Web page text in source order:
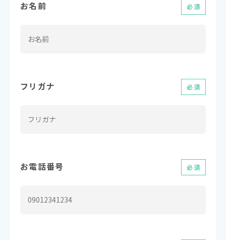
お名前 必須
フリガナ 必須
お電話番号 必須